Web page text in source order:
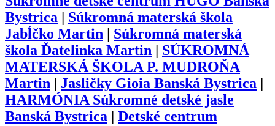
Bystrica
Súkromná materská škola
Jabĺčko Martin
Súkromná materská
škola Ďatelinka Martin
SÚKROMNÁ
MATERSKÁ ŠKOLA P. MUDROŇA
Martin
Jasličky Gioia Banská Bystrica
HARMÓNIA Súkromné detské jasle
Banská Bystrica
Detské centrum